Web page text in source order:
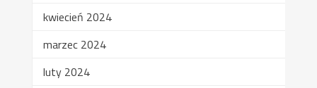
kwiecień 2024
marzec 2024
luty 2024